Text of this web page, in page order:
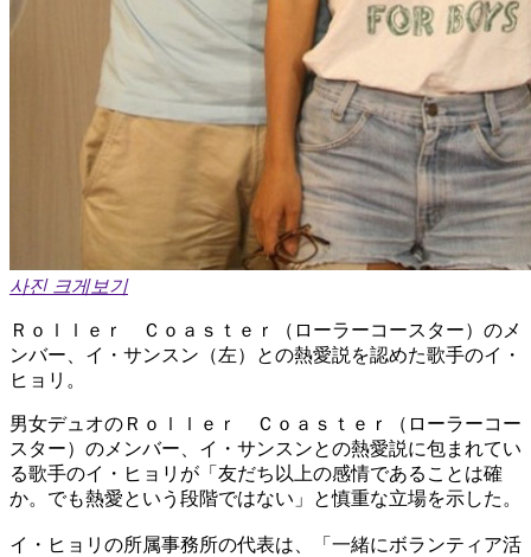
사진 크게보기
Ｒｏｌｌｅｒ Ｃｏａｓｔｅｒ（ローラーコースター）のメ
ンバー、イ・サンスン（左）との熱愛説を認めた歌手のイ・
ヒョリ。
男女デュオのＲｏｌｌｅｒ Ｃｏａｓｔｅｒ（ローラーコー
スター）のメンバー、イ・サンスンとの熱愛説に包まれてい
る歌手のイ・ヒョリが「友だち以上の感情であることは確
か。でも熱愛という段階ではない」と慎重な立場を示した。
イ・ヒョリの所属事務所の代表は、「一緒にボランティア活